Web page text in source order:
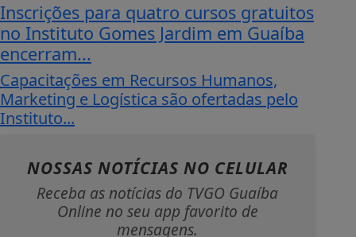
Inscrições para quatro cursos gratuitos
no Instituto Gomes Jardim em Guaíba
encerram...
Capacitações em Recursos Humanos,
Marketing e Logística são ofertadas pelo
Instituto...
NOSSAS NOTÍCIAS NO CELULAR
Receba as notícias do TVGO Guaíba
Online no seu app favorito de
mensagens.